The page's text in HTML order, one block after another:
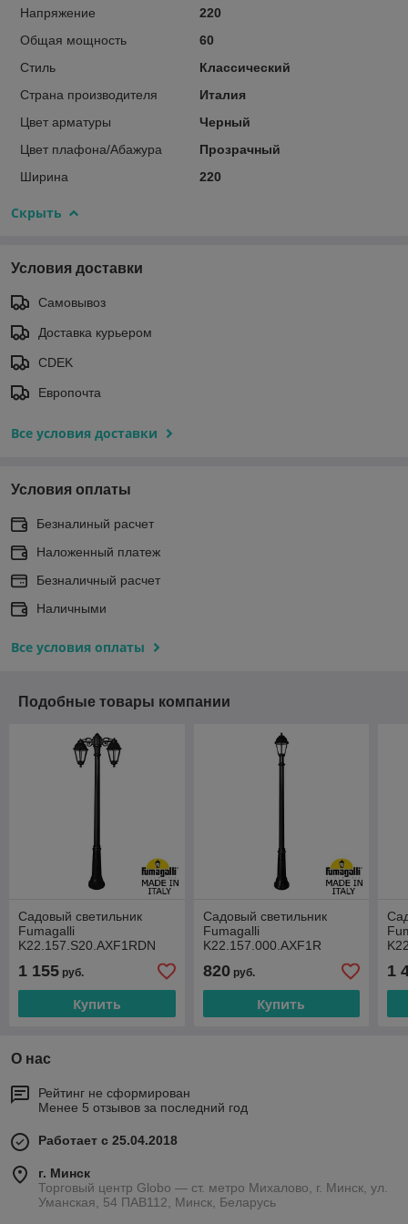
Напряжение
220
Общая мощность
60
Стиль
Классический
Страна производителя
Италия
Цвет арматуры
Черный
Цвет плафона/Абажура
Прозрачный
Ширина
220
Скрыть
Условия доставки
Самовывоз
Доставка курьером
CDEK
Европочта
Все условия доставки
Условия оплаты
Безналиный расчет
Наложенный платеж
Безналичный расчет
Наличными
Все условия оплаты
Подобные товары компании
Садовый светильник
Fumagalli
K22.157.S20.AXF1RDN
1 155 руб.
Купить
Садовый светильник
Fumagalli
K22.157.000.AXF1R
820руб.
Купить
1
О нас
Рейтинг не сформирован
Менее 5 отзывов за последний год
Работает с 25.04.2018
г. Минск
Торговый центр Globo — ст. метро Михалово, г. Минск, ул.
Уманская, 54 ПАВ112, Минск, Беларусь